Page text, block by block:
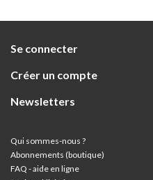
Se connecter
Créer un compte
Newsletters
Qui sommes-nous ?
Abonnements (boutique)
FAQ - aide en ligne